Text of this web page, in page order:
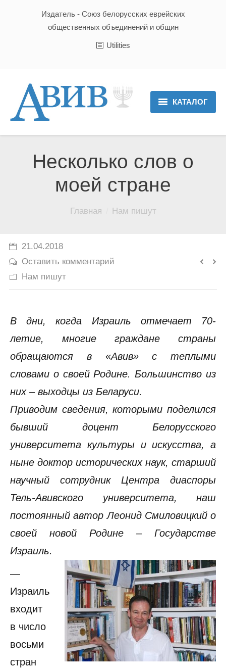
Издатель - Союз белорусских еврейских
общественных объединений и общин
Utilities
КАТАЛОГ
Культура и Традиции
Юмор
Несколько слов о
моей стране
Главная Нам пишут
21.04.2018
Оставить комментарий
Нам пишут
В дни, когда Израиль отмечает 70-
летие, многие граждане страны
обращаются в «Авив» с теплыми
словами о своей Родине. Большинство из
них – выходцы из Беларуси.
Приводим сведения, которыми поделился
бывший доцент Белорусского
университета культуры и искусства, а
ныне доктор исторических наук, старший
научный сотрудник Центра диаспоры
Тель-Авивского университета, наш
постоянный автор Леонид Смиловицкий о
своей новой Родине – Государстве
Израиль.
—
Израиль
входит
в число
восьми
стран